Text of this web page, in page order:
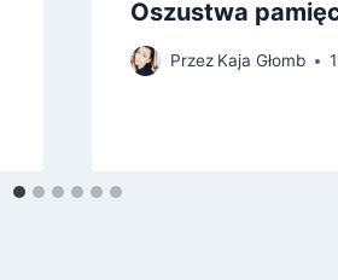
Oszustwa
Przez Kaja Głomb